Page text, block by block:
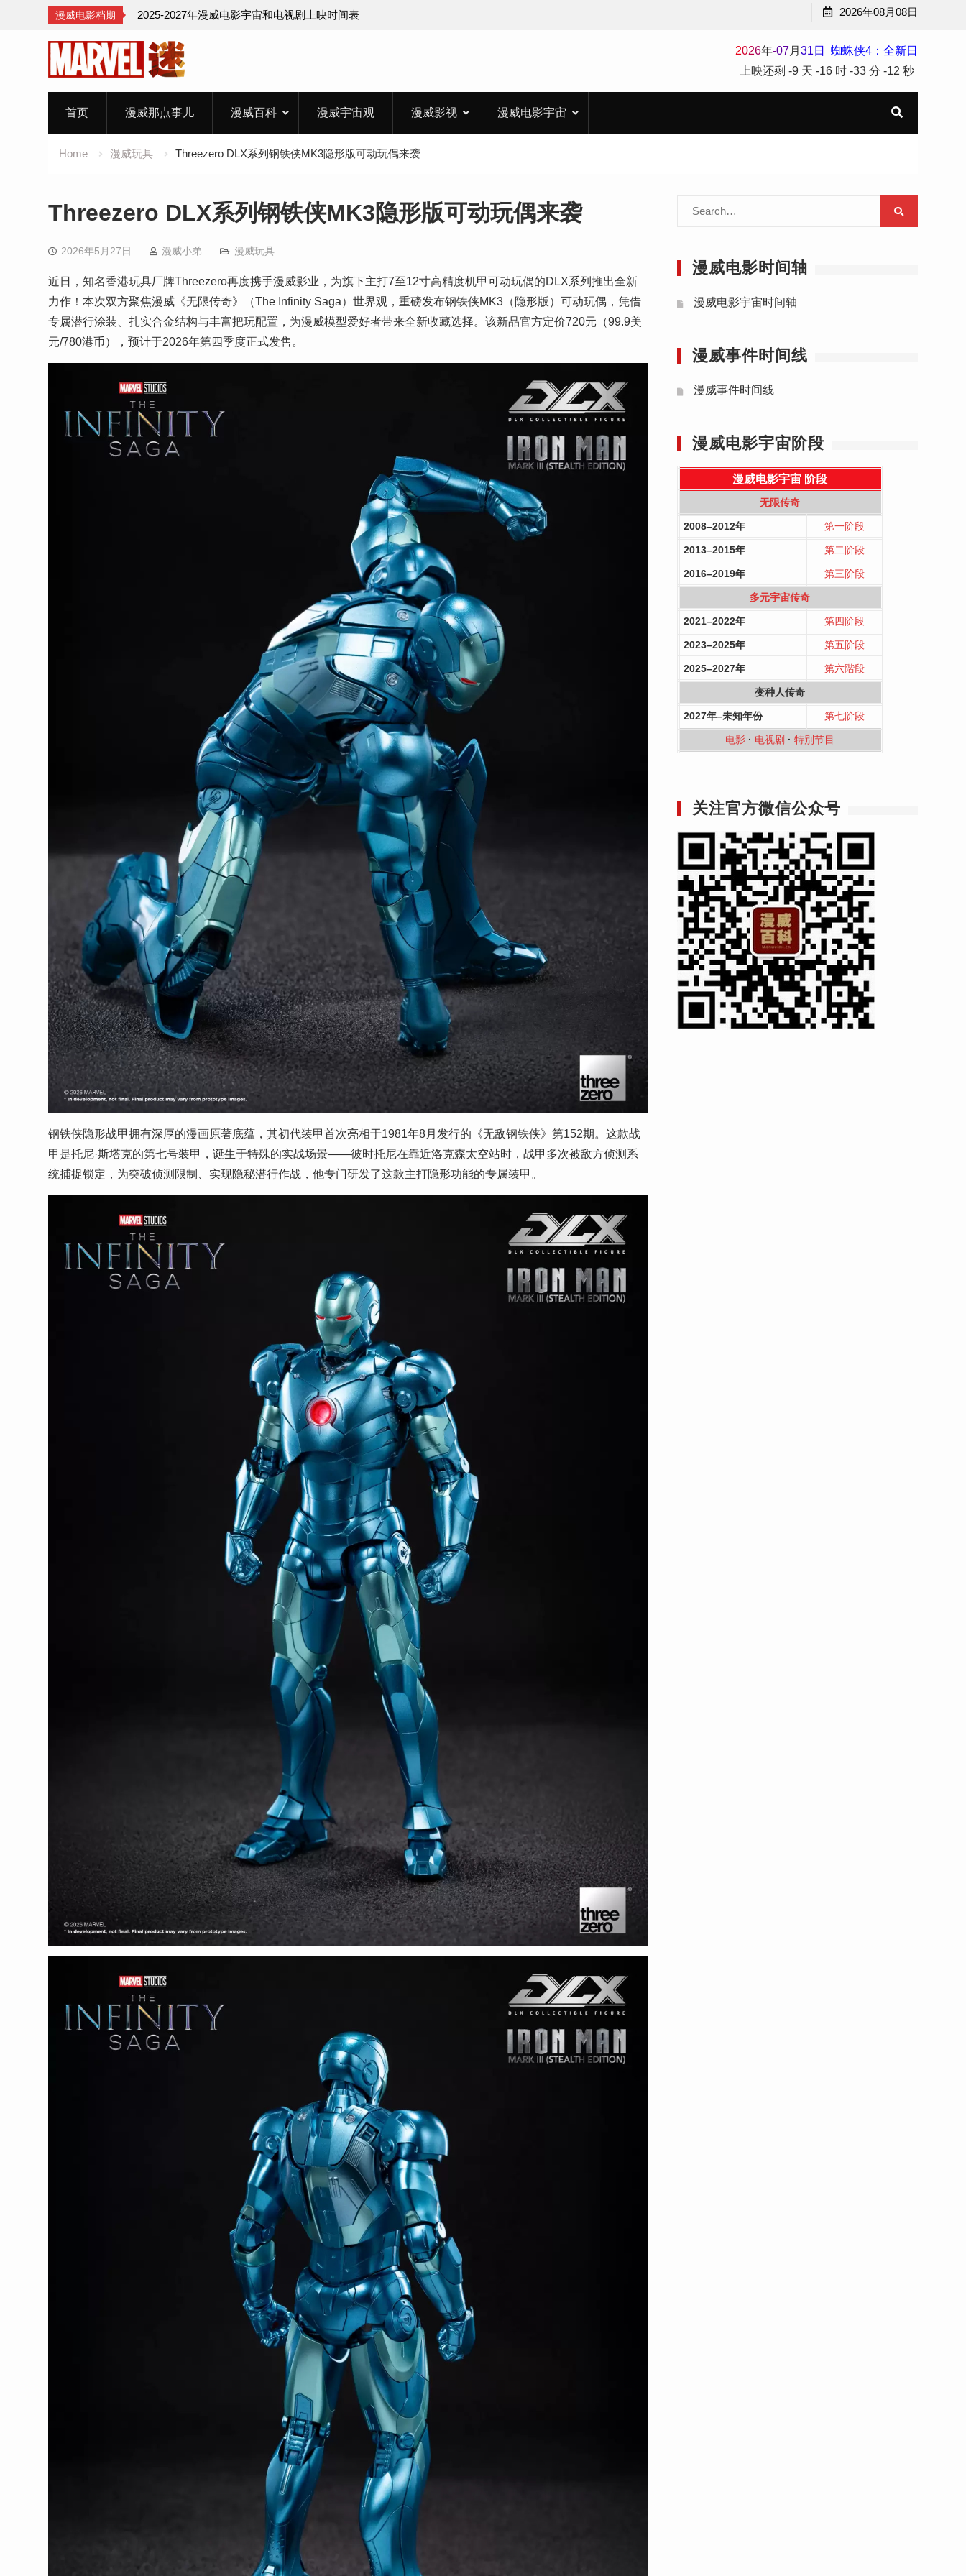
漫威电影档期 2025-2027年漫威电影宇宙和电视剧上映时间表 2026年08月08日
2026年-07月 31 日
蜘蛛侠4：全新日
上映还剩 -9 天 -16 时 -33 分 -13 秒
首页 漫威那点事儿 漫威百科 漫威宇宙观 漫威影视 漫威电影宇宙
Home 漫威玩具 Threezero DLX系列钢铁侠MK3隐形版可动玩偶来袭
Threezero DLX系列钢铁侠MK3隐形版可动玩偶来袭
2026年5月27日 漫威小弟 漫威玩具
近日，知名香港玩具厂牌Threezero再度携手漫威影业，为旗下主打7至12寸高精度机甲可动玩偶的DLX系列推出全新
力作！本次双方聚焦漫威《无限传奇》（The Infinity Saga）世界观，重磅发布钢铁侠MK3（隐形版）可动玩偶，凭借
专属潜行涂装、扎实合金结构与丰富把玩配置，为漫威模型爱好者带来全新收藏选择。该新品官方定价720元（99.9美
元/780港币），预计于2026年第四季度正式发售。
钢铁侠隐形战甲拥有深厚的漫画原著底蕴，其初代装甲首次亮相于1981年8月发行的《无敌钢铁侠》第152期。这款战
甲是托尼·斯塔克的第七号装甲，诞生于特殊的实战场景——彼时托尼在靠近洛克森太空站时，战甲多次被敌方侦测系
统捕捉锁定，为突破侦测限制、实现隐秘潜行作战，他专门研发了这款主打隐形功能的专属装甲。
Search
漫威电影时间轴
漫威电影宇宙时间轴
漫威事件时间线
漫威事件时间线
漫威电影宇宙阶段
漫威电影宇宙 阶段
无限传奇
2008–2012年 第一阶段
2013–2015年 第二阶段
2016–2019年 第三阶段
多元宇宙传奇
2021–2022年 第四阶段
2023–2025年 第五阶段
2025–2027年 第六階段
变种人传奇
2027年–未知年份 第七阶段
电影 · 电视剧 · 特別节目
关注官方微信公众号